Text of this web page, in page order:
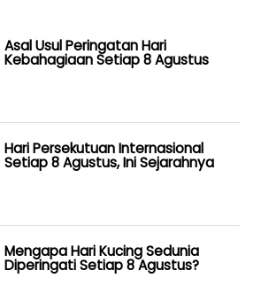
Asal Usul Peringatan Hari
Kebahagiaan Setiap 8 Agustus
Hari Persekutuan Internasional
Setiap 8 Agustus, Ini Sejarahnya
Mengapa Hari Kucing Sedunia
Diperingati Setiap 8 Agustus?